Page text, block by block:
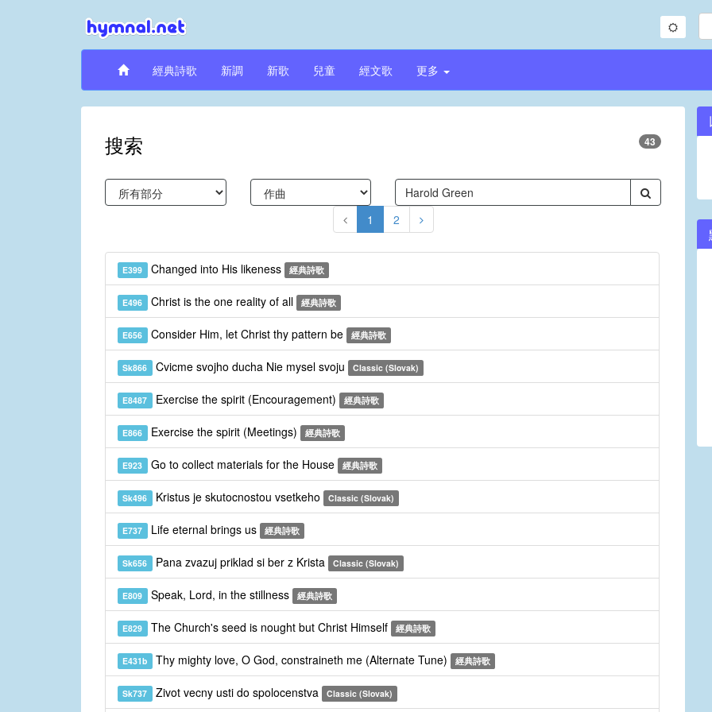
經典詩歌 新調 新歌 兒童 經文歌 更多
搜索 43
1 2
E399 Changed into His likeness 經典詩歌
E496 Christ is the one reality of all 經典詩歌
E656 Consider Him, let Christ thy pattern be 經典詩歌
Sk866 Cvicme svojho ducha Nie mysel svoju Classic (Slovak)
E8487 Exercise the spirit (Encouragement) 經典詩歌
E866 Exercise the spirit (Meetings) 經典詩歌
E923 Go to collect materials for the House 經典詩歌
Sk496 Kristus je skutocnostou vsetkeho Classic (Slovak)
E737 Life eternal brings us 經典詩歌
Sk656 Pana zvazuj priklad si ber z Krista Classic (Slovak)
E809 Speak, Lord, in the stillness 經典詩歌
E829 The Church's seed is nought but Christ Himself 經典詩歌
E431b Thy mighty love, O God, constraineth me (Alternate Tune) 經典詩歌
Sk737 Zivot vecny usti do spolocenstva Classic (Slovak)